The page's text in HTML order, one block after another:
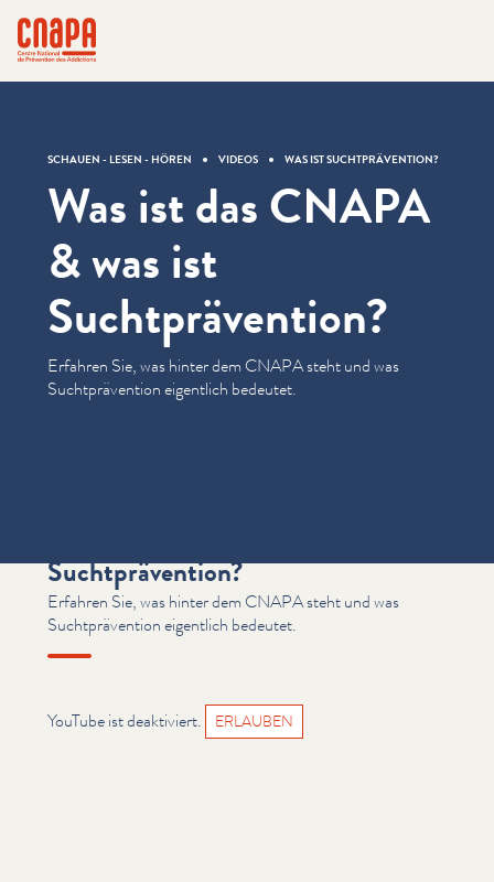
cnapa
SCHAUEN - LESEN - HÖREN VIDEOS WAS IST SUCHTPRÄVENTION?
Was ist das CNAPA
& was ist
Suchtprävention?
Erfahren Sie, was hinter dem CNAPA steht und was
Sucht­präven­tion eigentlich bedeutet.
Suchtprävention?
Erfahren Sie, was hinter dem CNAPA steht und was
Suchtprävention eigentlich bedeutet.
YouTube ist deaktiviert. ERLAUBEN